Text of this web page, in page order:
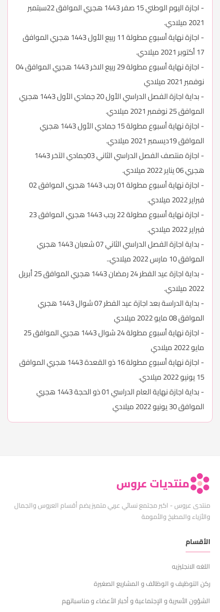
- اجازة اليوم الوطني 15 صفر 1443 هجري الموافق 22سبتمبر
2021 ميلادي.
- اجازة نهاية أسبوع مطولة 11 ربيع الأول 1443 هجري الموافق
17 أكتوبر 2021 ميلادي.
- اجازة نهاية أسبوع مطولة 29 ربيع الاخر 1443 هجري الموافق 04
نوفمبر 2021 ميلادي
- بداية اجازة الفصل الدراسي الأول 20 جمادي الأول 1443 هجري
الموافق 25 نوفمبر 2021 ميلادي.
- اجازة نهاية أسبوع مطولة 15 جمادي الأول 1443 هجري
الموافق 19ديسمبر 2021 ميلادي.
- اجازة منتصف الفصل الدراسي الثاني 03جمادي الآخر 1443
هجري 06 يناير 2022 ميلادي.
- اجازة نهاية أسبوع مطولة 01 رجب 1443 هجري الموافق 02
فبراير 2022 ميلادي.
- اجازة نهاية أسبوع مطولة 22 رجب 1443 هجري الموافق 23
فبراير 2022 ميلادي.
- بداية اجازة الفصل الدراسي الثاني 07 شعبان 1443 هجري
الموافق 10 مارس 2022 ميلادي..
- بداية اجازة عيد الفطر 24 رمضان 1443 هجري الموافق 25 أبريل
2022 ميلادي.
- بداية الدراسة بعد اجازة عيد الفطر 07 شوال 1443 هجري
الموافق 08 مايو 2022 ميلادي
- اجازة نهاية أسبوع مطولة 24 شوال 1443 هجري الموافق 25
مايو 2022 ميلادي
- اجازة نهاية أسبوع مطولة 16 ذو القعدة 1443 هجري الموافق
15 يونيو 2022 ميلادي.
- بداية اجازة نهاية العام الدراسي 01 ذو الحجة 1443 هجري
الموافق 30 يونيو 2022 ميلادي
منتديات عروس
منتدى عروس - اكبر مجتمع نسائي عربي متميز يضم أقسام العروس والجمال
والأزياء والمطبخ والأمومة
الأقسام
اللغه الانجليزيه
ركن التوظيف و الوظائف و المشاريع الصغيرة
الشؤون الأسرية و الإجتماعية و أخبار الأعضاء و مناسباتهم